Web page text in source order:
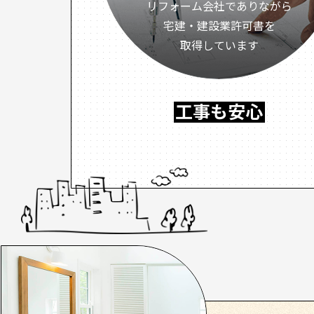
リフォーム会社でありながら
宅建・建設業許可書を
取得しています
工事も安心